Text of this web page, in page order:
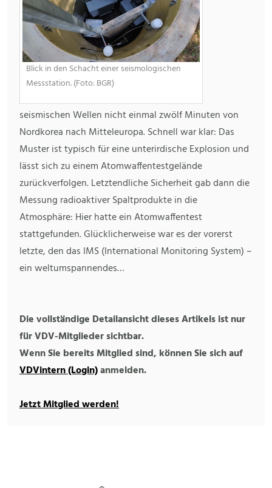
Blick in den Schacht einer seismologischen
Messstation. (Foto: BGR)
seismischen Wellen nicht einmal zwölf Minuten von
Nordkorea nach Mitteleuropa. Schnell war klar: Das
Muster ist typisch für eine unterirdische Explosion und
lässt sich zu einem Atomwaffentestgelände
zurückverfolgen. Letztendliche Sicherheit gab dann die
Messung radioaktiver Spaltprodukte in die
Atmosphäre: Hier hatte ein Atomwaffentest
stattgefunden. Glücklicherweise war es der vorerst
letzte, den das IMS (International Monitoring System) –
ein weltumspannendes…
Die vollständige Detailansicht dieses Artikels ist nur
für VDV-Mitglieder sichtbar.
Wenn Sie bereits Mitglied sind, können Sie sich auf
VDVintern (Login)anmelden.
Jetzt Mitglied werden!